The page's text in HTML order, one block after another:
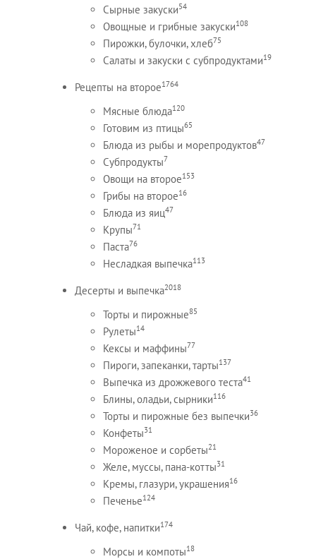
Сырные закуски54
Овощные и грибные закуски108
Пирожки, булочки, хлеб75
Салаты и закуски с субпродуктами19
Рецепты на второе1764
Мясные блюда120
Готовим из птицы65
Блюда из рыбы и морепродуктов47
Субпродукты7
Овощи на второе153
Грибы на второе16
Блюда из яиц47
Крупы71
Паста76
Несладкая выпечка113
Десерты и выпечка2018
Торты и пирожные85
Рулеты14
Кексы и маффины77
Пироги, запеканки, тарты137
Выпечка из дрожжевого теста41
Блины, оладьи, сырники116
Торты и пирожные без выпечки36
Конфеты31
Мороженое и сорбеты21
Желе, муссы, пана-котты31
Кремы, глазури, украшения16
Печенье124
Чай, кофе, напитки174
Морсы и компоты18